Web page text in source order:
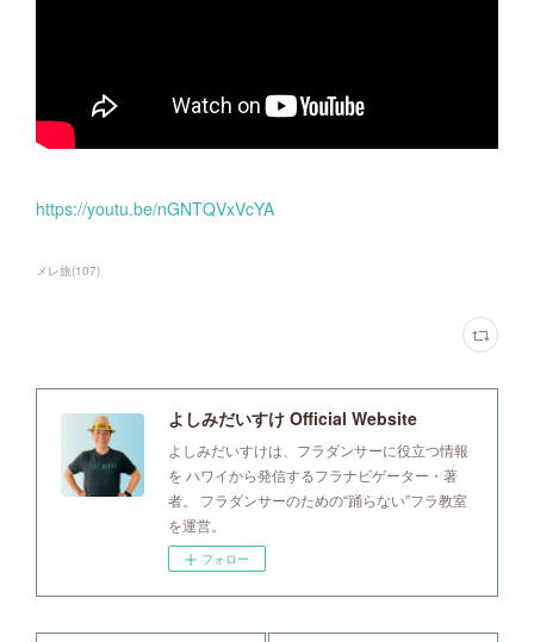
https://youtu.be/nGNTQVxVcYA
メレ旅(107)
よしみだいすけ Official Website
よしみだいすけは、フラダンサーに役立つ情報
を ハワイから発信するフラナビゲーター・著
者。 フラダンサーのための“踊らない”フラ教室
を運営。
フォロー